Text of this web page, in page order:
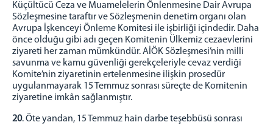
Küçültücü Ceza ve Muamelelerin Önlenmesine Dair Avrupa
Sözleşmesine taraftır ve Sözleşmenin denetim organı olan
Avrupa İşkenceyi Önleme Komitesi ile işbirliği içindedir. Daha
önce olduğu gibi adı geçen Komitenin Ülkemiz cezaevlerini
ziyareti her zaman mümkündür. AİÖK Sözleşmesi’nin milli
savunma ve kamu güvenliği gerekçeleriyle cevaz verdiği
Komite’nin ziyaretinin ertelenmesine ilişkin prosedür
uygulanmayarak 15 Temmuz sonrası süreçte de Komitenin
ziyaretine imkân sağlanmıştır.
20. Öte yandan, 15 Temmuz hain darbe teşebbüsü sonrası